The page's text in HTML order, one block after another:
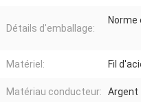
Détails d'emballage:
Norme
Matériel: Fil
Matériau conducteur: Argent